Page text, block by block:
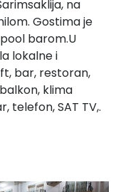
na
Gostima je
barom.U
lokalne i
bar, restoran,
klima
telefon, SAT TV,.